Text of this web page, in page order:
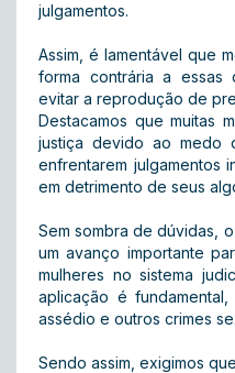
julgamentos.
Assim, é lamentável que
forma contrária a essas
evitar a reprodução de
Destacamos que muitas
justiça devido ao medo
enfrentarem julgamentos
em detrimento de seus
Sem sombra de dúvidas,
um avanço importante
mulheres no sistema
aplicação é
assédio e outros crimes
Sendo assim, exigimos